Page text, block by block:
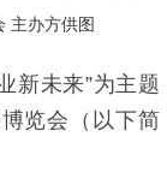
主办方供图
新未来”为主题
览会（以下简